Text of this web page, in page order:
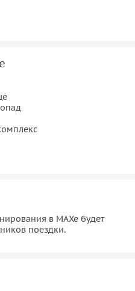
в МАХе будет
поездки.